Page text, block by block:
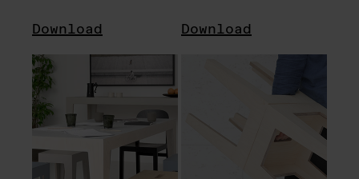
Download Download